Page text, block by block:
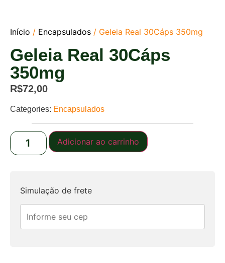
Início / Encapsulados / Geleia Real 30Cáps 350mg
Geleia Real 30Cáps
350mg
R$72,00
Categories: Encapsulados
Adicionar ao carrinho
Simulação de frete